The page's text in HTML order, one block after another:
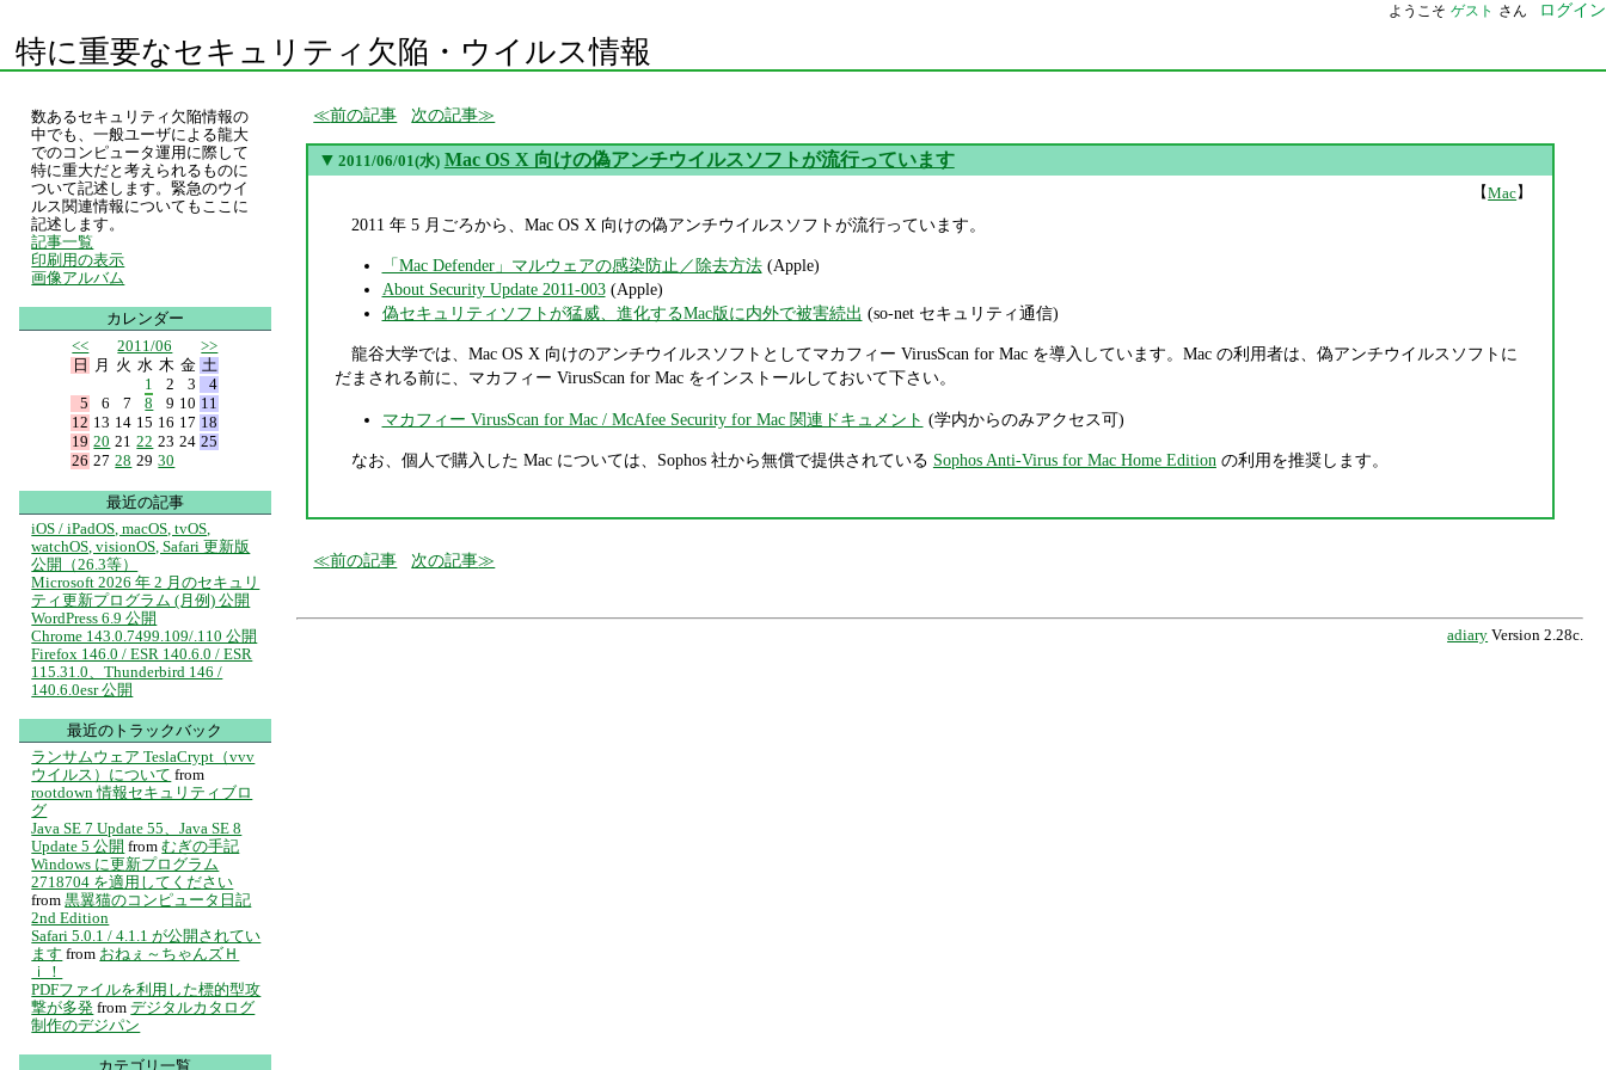
ようこそ ゲスト さん ログイン
特に重要なセキュリティ欠陥・ウイルス情報
前の記事 次の記事
▼ 2011/06/01(水) Mac OS X 向けの偽アンチウイルスソフトが流行っています
【Mac】
2011 年 5 月ごろから、Mac OS X 向けの偽アンチウイルスソフトが流行っています。
「Mac Defender」マルウェアの感染防止／除去方法(Apple)
About Security Update 2011-003(Apple)
偽セキュリティソフトが猛威、進化するMac版に内外で被害続出 (so-net セキュリティ通信)
龍谷大学では、Mac OS X 向けのアンチウイルスソフトとしてマカフィー VirusScan for Mac を導入しています。Mac の利用者は、偽アンチウイルスソフトに
だまされる前に、マカフィー VirusScan for Mac をインストールしておいて下さい。
マカフィー VirusScan for Mac / McAfee Security for Mac 関連ドキュメント (学内からのみアクセス可)
なお、個人で購入した Mac については、Sophos 社から無償で提供されている Sophos Anti-Virus for Mac Home Editionの利用を推奨します。
前の記事 次の記事
adiary Version 2.28c.
数あるセキュリティ欠陥情報の
中でも、一般ユーザによる龍大
でのコンピュータ運用に際して
特に重大だと考えられるものに
ついて記述します。緊急のウイ
ルス関連情報についてもここに
記述します。
記事一覧
印刷用の表示
画像アルバム
カレンダー
<<
2011/06
>>
日
月 火 水 木 金 土
1
2 3
4
5
6 7 8 9 10 11
12 13 14 15 16 17 18
19 20 21 22 23 24 25
26 27 28 29 30
最近の記事
iOS / iPadOS, macOS, tvOS,
watchOS, visionOS, Safari 更新版
公開（26.3等）
Microsoft 2026 年 2 月のセキュリ
ティ更新プログラム (月例) 公開
WordPress 6.9 公開
Chrome 143.0.7499.109/.110 公開
Firefox 146.0 / ESR 140.6.0 / ESR
115.31.0、Thunderbird 146 /
140.6.0esr 公開
最近のトラックバック
ランサムウェア TeslaCrypt（vvv
ウイルス）について from
rootdown 情報セキュリティブロ
グ
Java SE 7 Update 55、Java SE 8
Update 5 公開 from むぎの手記
Windows に更新プログラム
2718704 を適用してください
from 黒翼猫のコンピュータ日記
2nd Edition
Safari 5.0.1 / 4.1.1 が公開されてい
ます from おねぇ～ちゃんズＨ
ｉ！
PDFファイルを利用した標的型攻
撃が多発 from デジタルカタログ
制作のデジパン
カテゴリ一覧